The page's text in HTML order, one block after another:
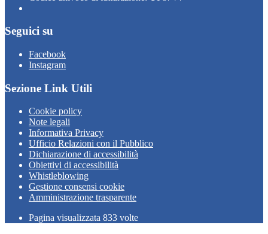
Seguici su
Facebook
Instagram
Sezione Link Utili
Cookie policy
Note legali
Informativa Privacy
Ufficio Relazioni con il Pubblico
Dichiarazione di accessibilità
Obiettivi di accessibilità
Whistleblowing
Gestione consensi cookie
Amministrazione trasparente
Pagina visualizzata 833 volte